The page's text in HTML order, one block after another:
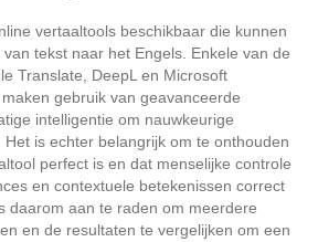
vertaaltools beschikbaar die kunnen
tekst naar het Engels. Enkele van de
Translate, DeepL en Microsoft
gebruik van geavanceerde
intelligentie om nauwkeurige
is echter belangrijk om te onthouden
perfect is en dat menselijke controle
en contextuele betekenissen correct
daarom aan te raden om meerdere
en de resultaten te vergelijken om een